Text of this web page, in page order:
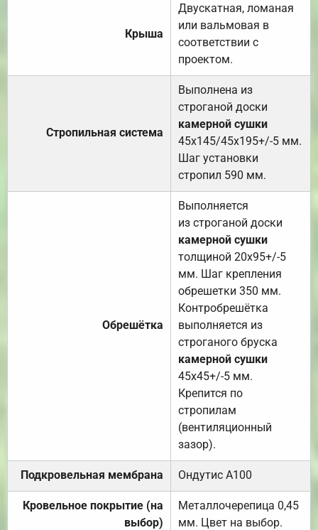
Крыша
Двускатная, ломаная
или вальмовая в
соответствии с
проектом.
Стропильная система
Выполнена из
строганой доски
камерной сушки
45х145/45х195+/-5 мм.
Шаг установки
стропил 590 мм.
Обрешётка
Выполняется
из строганой доски
камерной сушки
толщиной 20х95+/-5
мм. Шаг крепления
обрешетки 350 мм.
Контробрешётка
выполняется из
строганого бруска
камерной сушки
45х45+/-5 мм.
Крепится по
стропилам
(вентиляционный
зазор).
Подкровельная мембрана Ондутис А100
Кровельное покрытие (на
выбор)
Металлочерепица 0,45
мм. Цвет на выбор.